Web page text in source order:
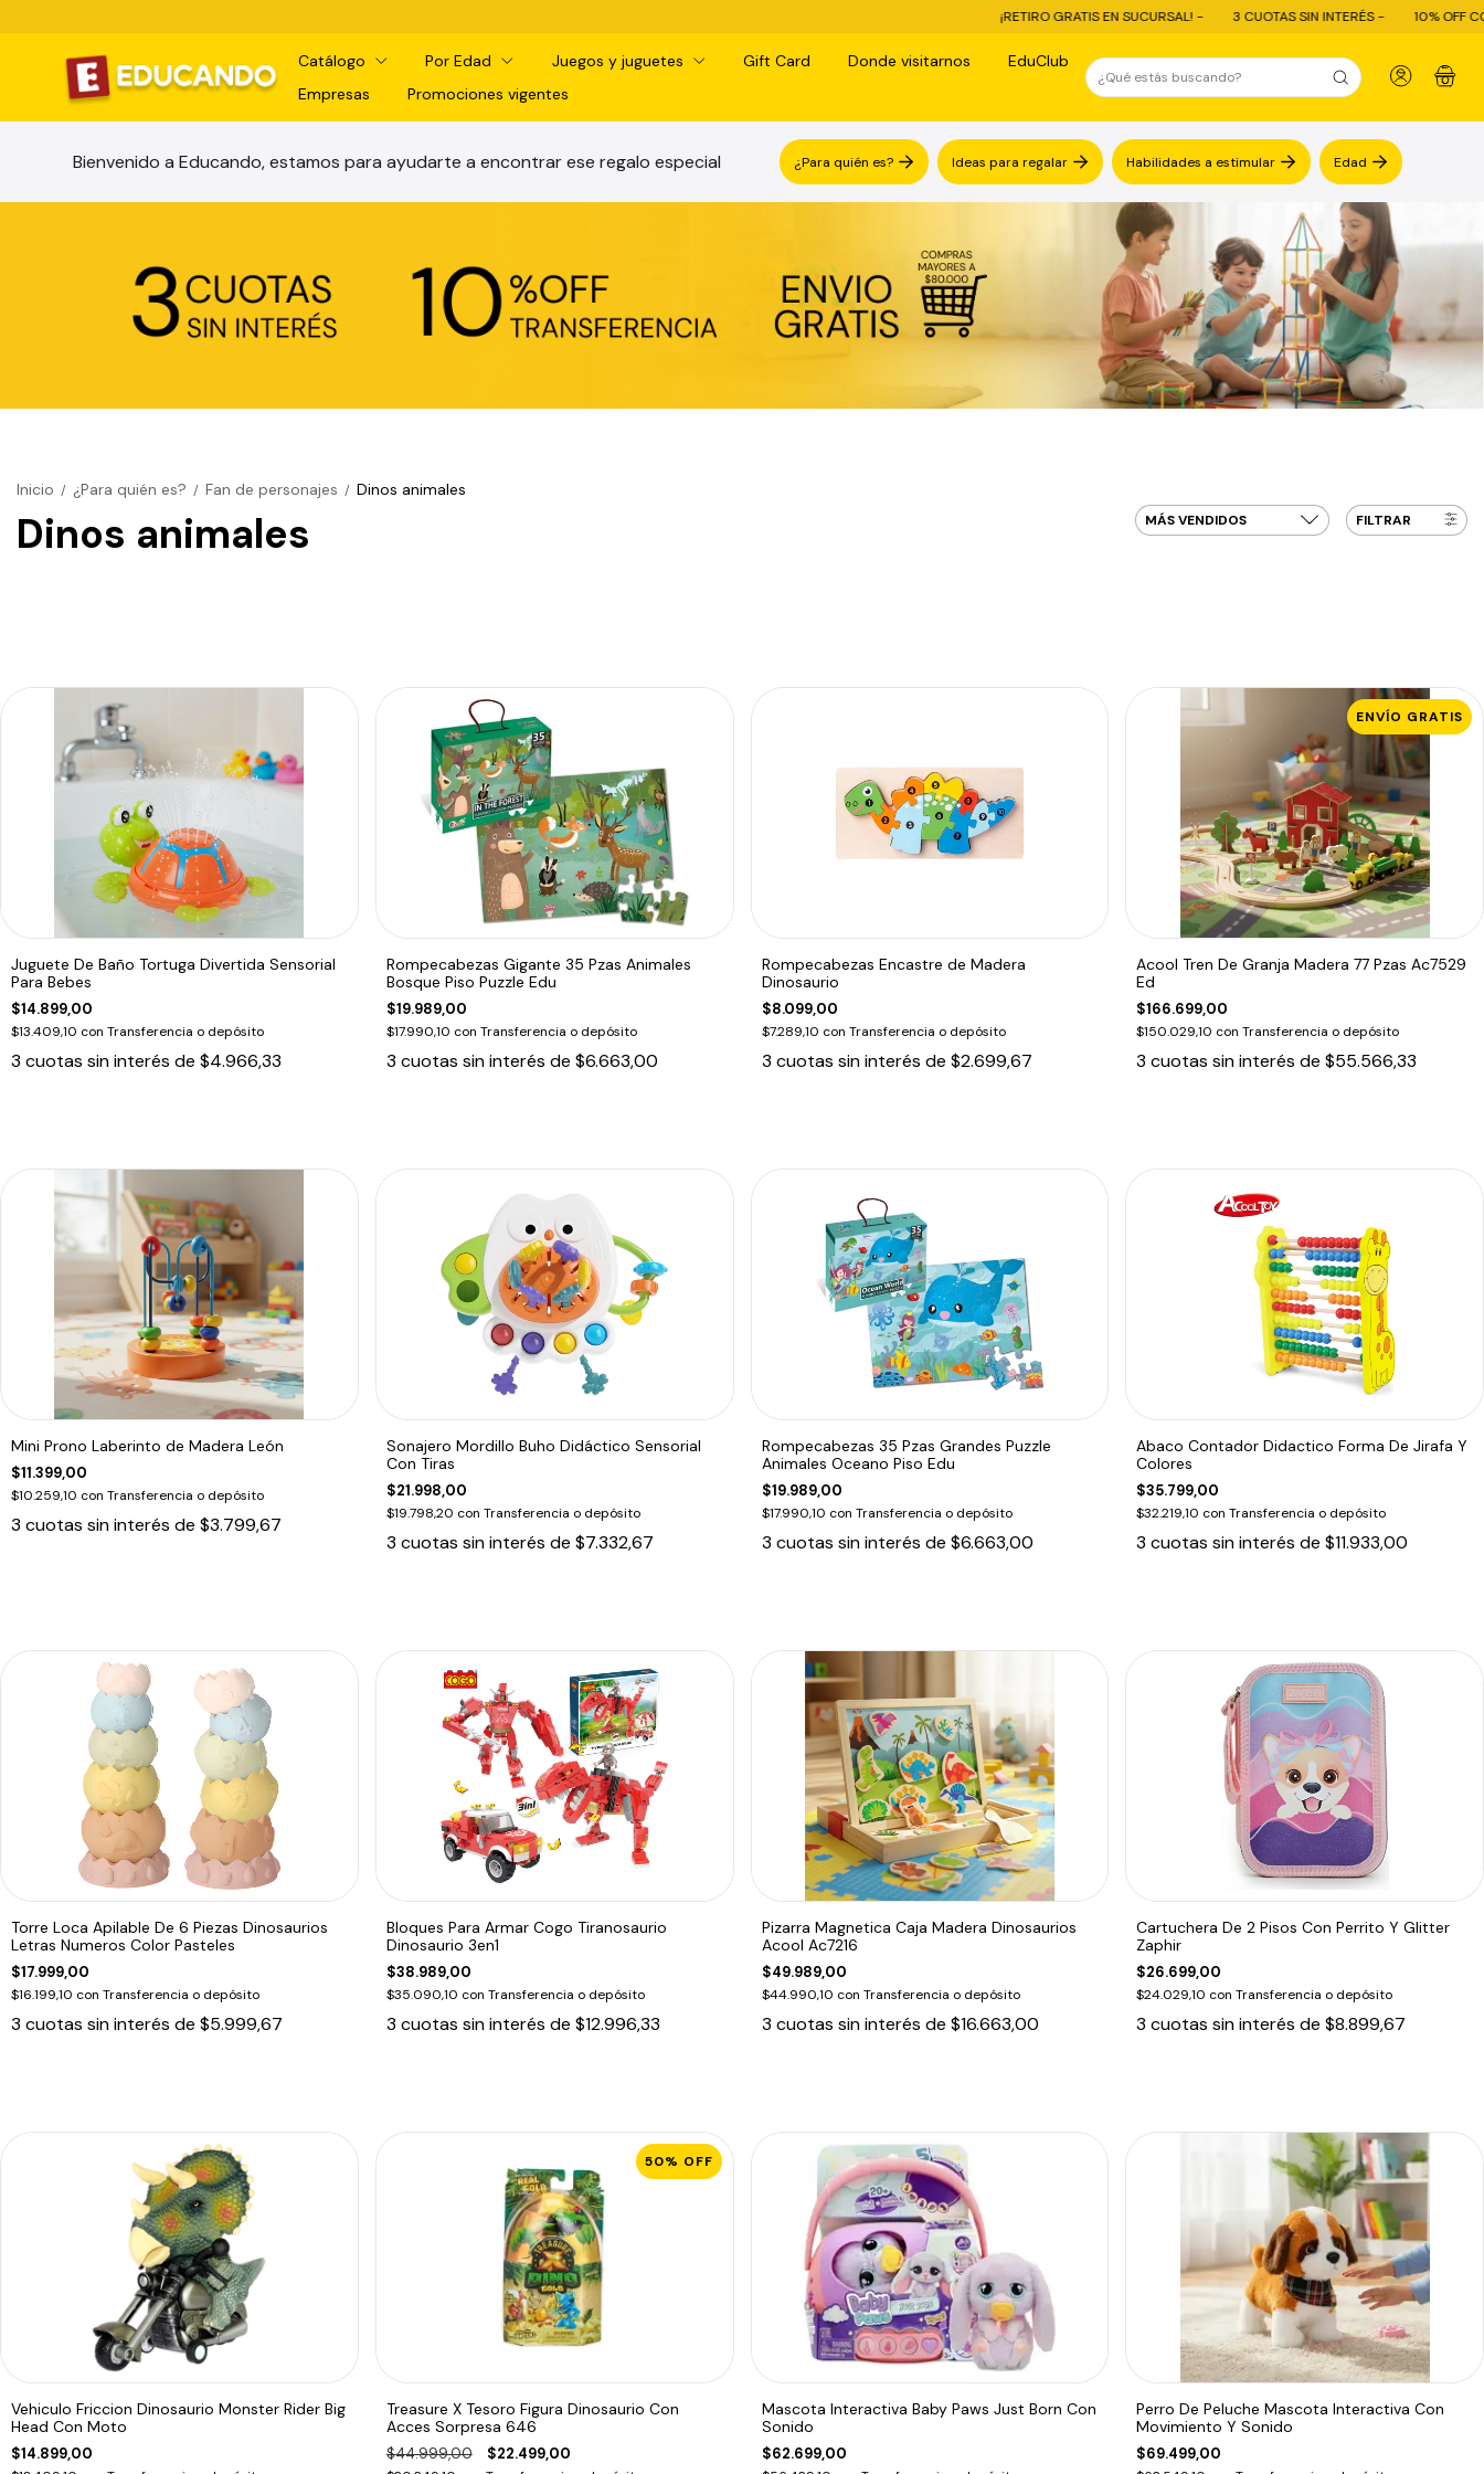
¡RETIRO GRATIS EN SUCURSAL! - 3 CUOTAS SIN INTERÉS - 10% OFF CON
Catálogo Por Edad Juegos y juguetes Gift Card Donde visitarnos
EduClub
Empresas
Promociones vigentes
0
Bienvenido a Educando, estamos para ayudarte a encontrar ese regalo especial ¿Para quién es? Ideas para regalar Habilidades a estimular Edad
Inicio / ¿Para quién es? / Fan de personajes / Dinos animales
Dinos animales FILTRAR
Juguete De Baño Tortuga Divertida Sensorial
Para Bebes
$14.899,00
$13.409,10 con Transferencia o depósito
3 cuotas sin interés de $4.966,33
Rompecabezas Gigante 35 Pzas Animales
Bosque Piso Puzzle Edu
$19.989,00
$17.990,10 con Transferencia o depósito
3 cuotas sin interés de $6.663,00
Rompecabezas Encastre de Madera
Dinosaurio
$8.099,00
$7.289,10 con Transferencia o depósito
3 cuotas sin interés de $2.699,67
ENVÍO GRATIS
Acool Tren De Granja Madera 77 Pzas Ac7529
Ed
$166.699,00
$150.029,10 con Transferencia o depósito
3 cuotas sin interés de$55.566,33
Mini Prono Laberinto de Madera León
$11.399,00
$10.259,10 con Transferencia o depósito
3 cuotas sin interés de $3.799,67
Sonajero Mordillo Buho Didáctico Sensorial
Con Tiras
$21.998,00
$19.798,20 con Transferencia o depósito
3 cuotas sin interés de $7.332,67
Rompecabezas 35 Pzas Grandes Puzzle
Animales Oceano Piso Edu
$19.989,00
$17.990,10 con Transferencia o depósito
3 cuotas sin interés de $6.663,00
Abaco Contador Didactico Forma De Jirafa Y
Colores
$35.799,00
$32.219,10 con Transferencia o depósito
3 cuotas sin interés de$11.933,00
Torre Loca Apilable De 6 Piezas Dinosaurios
Letras Numeros Color Pasteles
$17.999,00
$16.199,10 con Transferencia o depósito
3 cuotas sin interés de $5.999,67
Bloques Para Armar Cogo Tiranosaurio
Dinosaurio 3en1
$38.989,00
$35.090,10 con Transferencia o depósito
3 cuotas sin interés de $12.996,33
Pizarra Magnetica Caja Madera Dinosaurios
Acool Ac7216
$49.989,00
$44.990,10 con Transferencia o depósito
3 cuotas sin interés de $16.663,00
Cartuchera De 2 Pisos Con Perrito Y Glitter
Zaphir
$26.699,00
$24.029,10 con Transferencia o depósito
3 cuotas sin interés de$8.899,67
Vehiculo Friccion Dinosaurio Monster Rider Big
Head Con Moto
$14.899,00
50% OFF
Treasure X Tesoro Figura Dinosaurio Con
Acces Sorpresa 646
$44.999,00 $22.499,00
Mascota Interactiva Baby Paws Just Born Con
Sonido
$62.699,00
Perro De Peluche Mascota Interactiva Con
Movimiento Y Sonido
$69.499,00